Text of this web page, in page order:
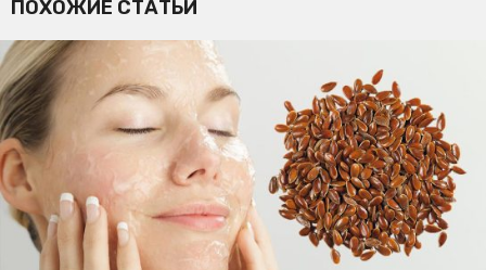
ПОХОЖИЕ СТАТЬИ